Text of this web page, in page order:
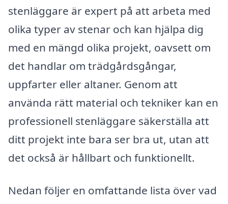
stenläggare är expert på att arbeta med
olika typer av stenar och kan hjälpa dig
med en mängd olika projekt, oavsett om
det handlar om trädgårdsgångar,
uppfarter eller altaner. Genom att
använda rätt material och tekniker kan en
professionell stenläggare säkerställa att
ditt projekt inte bara ser bra ut, utan att
det också är hållbart och funktionellt.
Nedan följer en omfattande lista över vad